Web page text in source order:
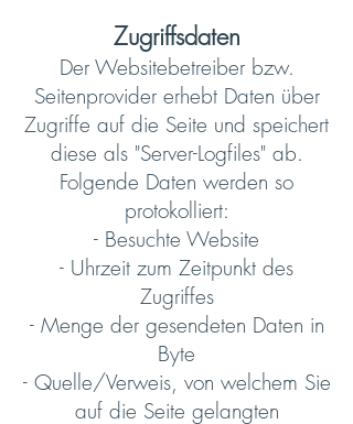
Zugriffsdaten
Der Websitebetreiber bzw.
Seitenprovider erhebt Daten über
Zugriffe auf die Seite und speichert
diese als "Server-Logfiles" ab.
Folgende Daten werden so
protokolliert:
- Besuchte Website
- Uhrzeit zum Zeitpunkt des
Zugriffes
- Menge der gesendeten Daten in
Byte
- Quelle/Verweis, von welchem Sie
auf die Seite gelangten